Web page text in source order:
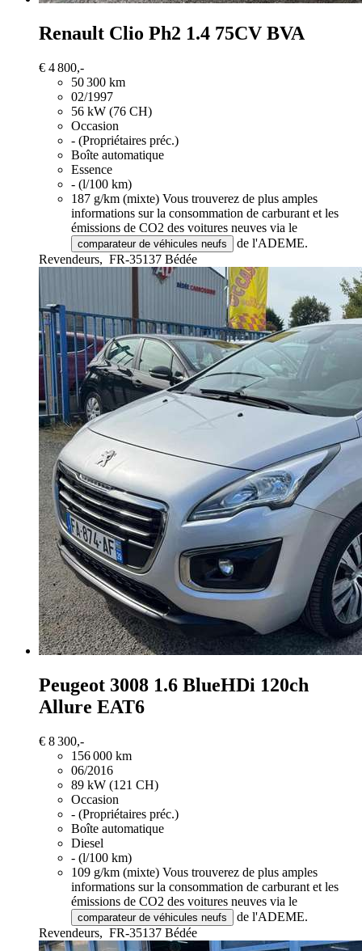
Renault Clio Ph2 1.4 75CV BVA
€ 4 800,-
50 300 km
02/1997
56 kW (76 CH)
Occasion
- (Propriétaires préc.)
Boîte automatique
Essence
- (l/100 km)
187 g/km (mixte) Vous trouverez de plus amples
informations sur la consommation de carburant et les
émissions de CO2 des voitures neuves via le
comparateur de véhicules neufs
de l'ADEME.
Revendeurs, FR-35137 Bédée
Peugeot 3008 1.6 BlueHDi 120ch
Allure EAT6
€ 8 300,-
156 000 km
06/2016
89 kW (121 CH)
Occasion
- (Propriétaires préc.)
Boîte automatique
Diesel
- (l/100 km)
109 g/km (mixte) Vous trouverez de plus amples
informations sur la consommation de carburant et les
émissions de CO2 des voitures neuves via le
comparateur de véhicules neufs
de l'ADEME.
Revendeurs, FR-35137 Bédée